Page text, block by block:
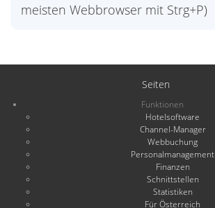
meisten Webbrowser mit Strg+P)
Seiten
Funktionen
Hotelsoftware
Channel-Manager
Webbuchung
Personalmanagement
Finanzen
Schnittstellen
Statistiken
Für Österreich